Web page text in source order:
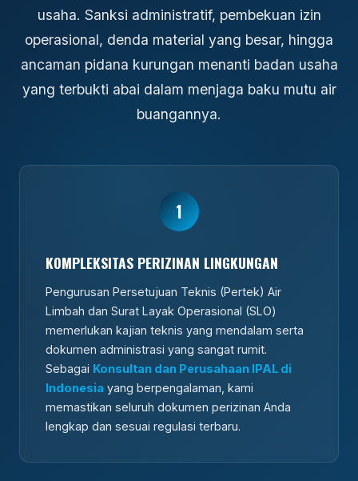
usaha. Sanksi administratif, pembekuan izin
operasional, denda material yang besar, hingga
ancaman pidana kurungan menanti badan usaha
yang terbukti abai dalam menjaga baku mutu air
buangannya.
1
KOMPLEKSITAS PERIZINAN LINGKUNGAN
Pengurusan Persetujuan Teknis (Pertek) Air
Limbah dan Surat Layak Operasional (SLO)
memerlukan kajian teknis yang mendalam serta
dokumen administrasi yang sangat rumit.
Sebagai Konsultan dan Perusahaan IPAL di
Indonesia yang berpengalaman, kami
memastikan seluruh dokumen perizinan Anda
lengkap dan sesuai regulasi terbaru.